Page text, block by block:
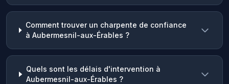
Comment trouver un charpente de confiance
à Aubermesnil-aux-Érables ?
Quels sont les délais d'intervention à
Aubermesnil-aux-Érables ?